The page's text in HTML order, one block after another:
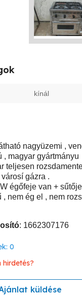
kínál
nagyüzemi ,
, magyar gyártmányu
teljesen
gázra .
égőfeje van +
, nem ég el , nem
: 1662307176
0
hirdetés?
küldése